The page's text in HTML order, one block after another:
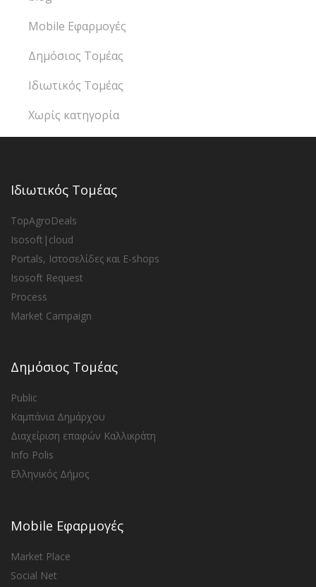
Mobile Εφαρμογές
Δημόσιος Τομέας
Ιδιωτικός Τομέας
Χωρίς κατηγορία
Ιδιωτικός Τομέας
TopAgroDeals
Isosoft|cloud
Portals, Ιστοσελίδες και E-shops
Isosoft Request
Process
Market Campaign
Δημόσιος Τομέας
Public
Καμπάνια Δημάρχου
Διαχείριση επαφών Καλλικράτη
Info Polis
Ελληνικός Δήμος
Mobile Εφαρμογές
Market Place
Social Net